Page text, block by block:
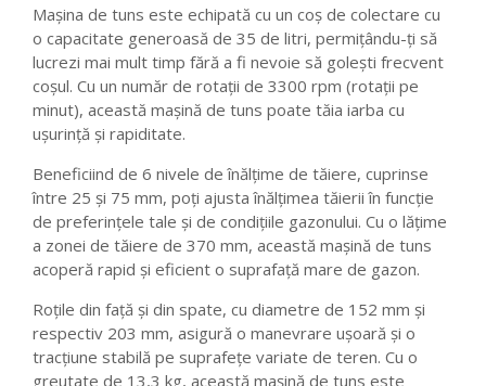
Mașina de tuns este echipată cu un coș de colectare cu
o capacitate generoasă de 35 de litri, permițându-ți să
lucrezi mai mult timp fără a fi nevoie să golești frecvent
coșul. Cu un număr de rotații de 3300 rpm (rotații pe
minut), această mașină de tuns poate tăia iarba cu
ușurință și rapiditate.
Beneficiind de 6 nivele de înălțime de tăiere, cuprinse
între 25 și 75 mm, poți ajusta înălțimea tăierii în funcție
de preferințele tale și de condițiile gazonului. Cu o lățime
a zonei de tăiere de 370 mm, această mașină de tuns
acoperă rapid și eficient o suprafață mare de gazon.
Roțile din față și din spate, cu diametre de 152 mm și
respectiv 203 mm, asigură o manevrare ușoară și o
tracțiune stabilă pe suprafețe variate de teren. Cu o
greutate de 13,3 kg, această mașină de tuns este